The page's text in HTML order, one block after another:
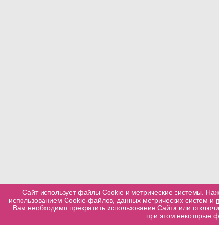
Сайт использует файлы Cookie и метрические системы.
использованием Cookie-файлов, данных метрических систем и
Вам необходимо прекратить использование Сайта или
при этом некоторые